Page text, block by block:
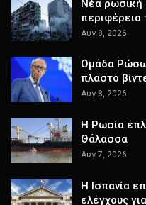
Nέα ρωσική
περιφέρεια
Αυγ 8, 2026
Ομάδα
πλαστό
Αυγ 8, 2026
Η Ρωσία
Θάλασσα
Αυγ 7, 2026
H Ισπανία
ελέγχους